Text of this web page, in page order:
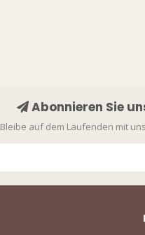
Abonnieren Sie
Bleibe auf dem Laufenden mit